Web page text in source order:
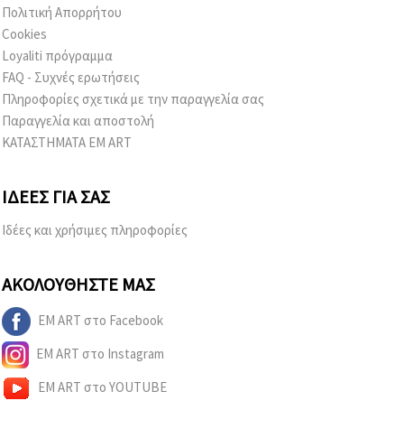
Πολιτική Απορρήτου
Cookies
Loyaliti πρόγραμμα
FAQ - Συχνές ερωτήσεις
Πληροφορίες σχετικά με την παραγγελία σας
Παραγγελία και αποστολή
ΚΑΤΑΣΤΗΜΑΤΑ EM ART
ΙΔΈΕΣ ΓΙΑ ΣΑΣ
Ιδέες και χρήσιμες πληροφορίες
ΑΚΟΛΟΥΘΉΣΤΕ ΜΑΣ
EM ART στο Facebook
EM ART στο Instagram
EM ART στο YOUTUBE